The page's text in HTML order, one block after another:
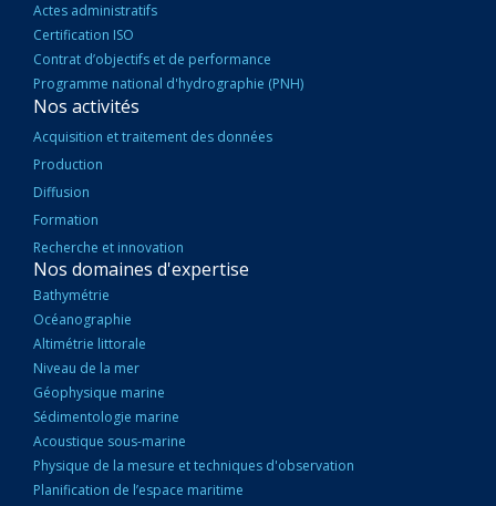
Actes administratifs
Certification ISO
Contrat d’objectifs et de performance
Programme national d'hydrographie (PNH)
Nos activités
Acquisition et traitement des données
Production
Diffusion
Formation
Recherche et innovation
Nos domaines d'expertise
Bathymétrie
Océanographie
Altimétrie littorale
Niveau de la mer
Géophysique marine
Sédimentologie marine
Acoustique sous-marine
Physique de la mesure et techniques d'observation
Planification de l’espace maritime